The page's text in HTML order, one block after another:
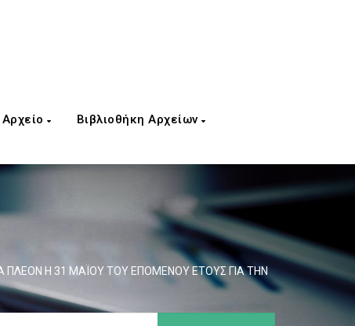
Βιβλιοθήκη Αρχείων
ΠΛΕΟΝ Η 31 ΜΑΪΟΥ ΤΟΥ ΕΠΟΜΕΝΟΥ ΕΤΟΥΣ ΓΙΑ ΤΗΝ